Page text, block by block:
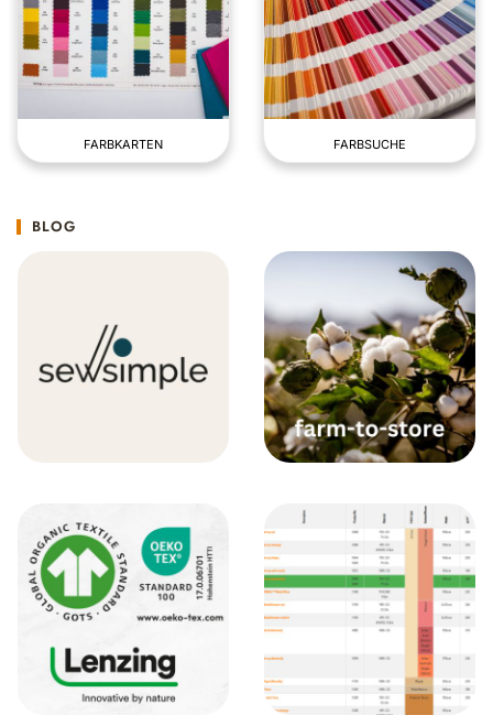
FARBKARTEN FARBSUCHE
BLOG